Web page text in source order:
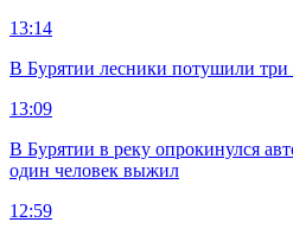
13:14
В Бурятии лесники потушили три
13:09
В Бурятии в реку опрокинулся
один человек выжил
12:59